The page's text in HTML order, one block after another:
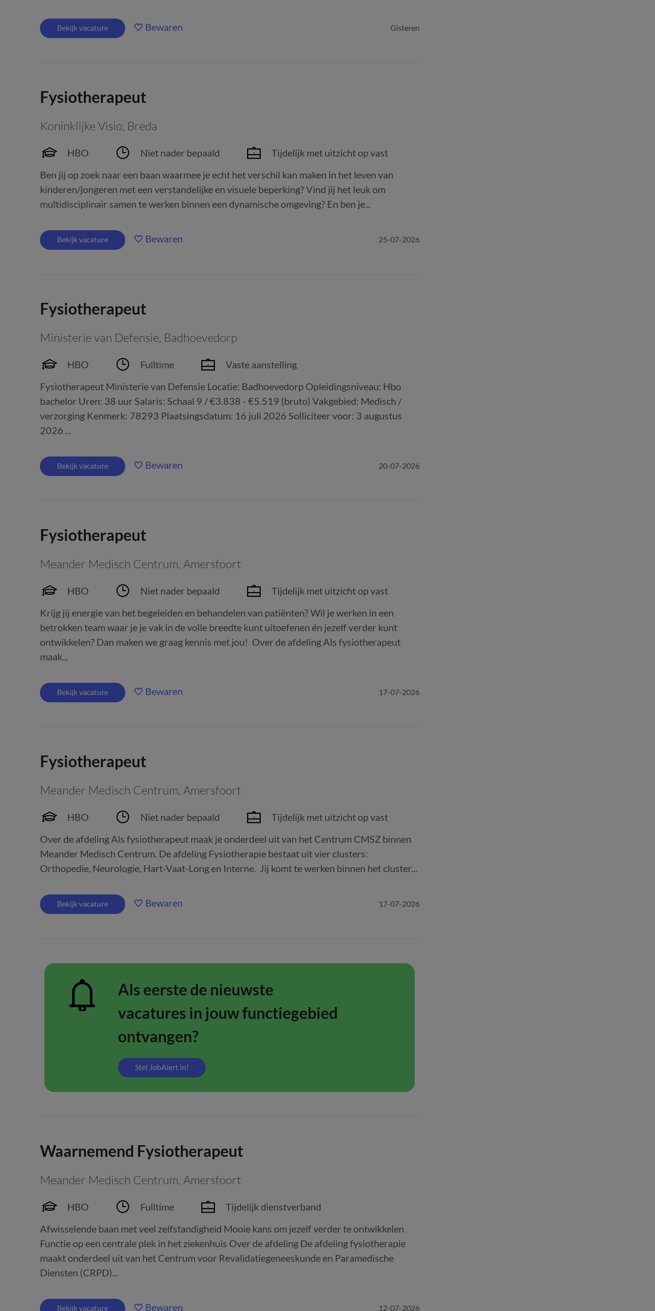
Bekijk vacature Bewaren Gisteren
Fysiotherapeut
Koninklijke Visio, Breda
HBO Niet nader bepaald
Tijdelijk met uitzicht op vast
Ben jij op zoek naar een baan waarmee je echt het verschil kan maken in het leven van
kinderen/jongeren met een verstandelijke en visuele beperking? Vind jij het leuk om
multidisciplinair samen te werken binnen een dynamische omgeving? En ben je...
Bekijk vacature Bewaren 25-07-2026
Fysiotherapeut
Ministerie van Defensie, Badhoevedorp
HBO Fulltime
Vaste aanstelling
Fysiotherapeut Ministerie van Defensie Locatie: Badhoevedorp Opleidingsniveau: Hbo
bachelor Uren: 38 uur Salaris: Schaal 9 / €3.838 - €5.519 (bruto) Vakgebied: Medisch /
verzorging Kenmerk: 78293 Plaatsingsdatum: 16 juli 2026 Solliciteer voor: 3 augustus
2026 ...
Bekijk vacature Bewaren 20-07-2026
Fysiotherapeut
Meander Medisch Centrum, Amersfoort
HBO Niet nader bepaald
Tijdelijk met uitzicht op vast
Krijg jij energie van het begeleiden en behandelen van patiënten? Wil je werken in een
betrokken team waar je je vak in de volle breedte kunt uitoefenen én jezelf verder kunt
ontwikkelen? Dan maken we graag kennis met jou! Over de afdeling Als fysiotherapeut
maak...
Bekijk vacature Bewaren 17-07-2026
Fysiotherapeut
Meander Medisch Centrum, Amersfoort
HBO Niet nader bepaald
Tijdelijk met uitzicht op vast
Over de afdeling Als fysiotherapeut maak je onderdeel uit van het Centrum CMSZ binnen
Meander Medisch Centrum. De afdeling Fysiotherapie bestaat uit vier clusters:
Orthopedie, Neurologie, Hart-Vaat-Long en Interne. Jij komt te werken binnen het cluster...
Bekijk vacature Bewaren 17-07-2026
Als eerste de nieuwste
vacatures in jouw functiegebied
ontvangen?
Stel JobAlert in!
Waarnemend Fysiotherapeut
Meander Medisch Centrum, Amersfoort
HBO Fulltime
Tijdelijk dienstverband
Afwisselende baan met veel zelfstandigheid Mooie kans om jezelf verder te ontwikkelen
Functie op een centrale plek in het ziekenhuis Over de afdeling De afdeling fysiotherapie
maakt onderdeel uit van het Centrum voor Revalidatiegeneeskunde en Paramedische
Diensten (CRPD)...
Bekijk vacature Bewaren 12-07-2026